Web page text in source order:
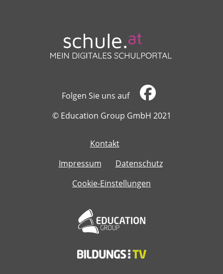
Folgen Sie uns auf
​​​​​​​© Education Group GmbH 2021
Kontakt
Impressum
Datenschutz
Cookie-Einstellungen